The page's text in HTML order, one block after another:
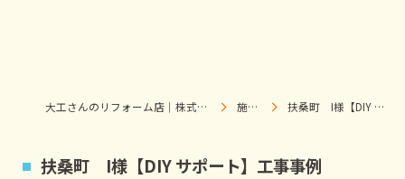
大工さんのリフォーム店｜株式会社ウィズホーム｜扶桑・犬山 施工事例 扶桑町 I様【DIY サポート】工事事例
扶桑町 I様【DIY サポート】工事事例